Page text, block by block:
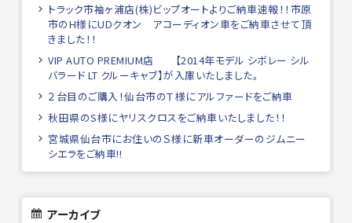
トラック市袖ヶ浦店(株)ビップオートよりご納車速報！！市原
市のH様にUDクオン アコーディオン車をご納車させて頂
きました！！
VIP AUTO PREMIUM店 【2014年モデル シボレー シル
バラード LT クルーキャブ】が入庫いたしました。
２台目のご購入！仙台市のＴ様にアルファードをご納車
秋田県のS様にヤリスクロスをご納車いたしました！！
宮城県仙台市にお住いのＳ様に新車オーダーのジムニー
シエラをご納車!!
アーカイブ